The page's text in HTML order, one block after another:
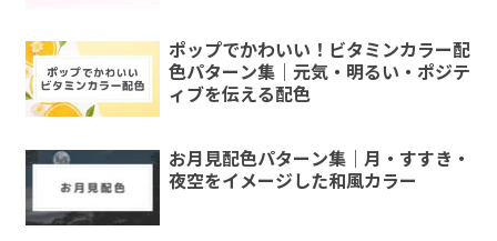
ポップでかわいい！ビタミンカラー配
色パターン集｜元気・明るい・ポジテ
ィブを伝える配色
お月見配色パターン集｜月・すすき・
夜空をイメージした和風カラー